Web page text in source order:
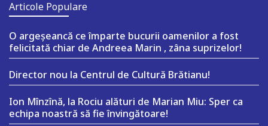
Articole Populare
O argeşeancă ce împarte bucurii oamenilor a fost
felicitată chiar de Andreea Marin , zâna suprizelor!
Director nou la Centrul de Cultură Brătianu!
Ion Mînzînă, la Rociu alături de Marian Miu: Sper ca
echipa noastră să fie învingătoare!